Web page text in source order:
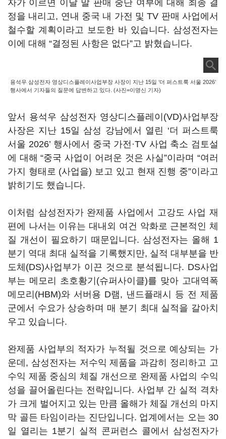
자가 이르면 이달 말 판매 중단 여부에 대해 최종 결
정을 내리고, 연내 중국 내 가전 및 TV 판매 사업에서
철수할 계획이라고 보도한 바 있습니다. 삼성전자는
이에 대해 “결정된 사항은 없다”고 밝혔습니다.
용석우 삼성전자 영상디스플레이사업부장 사장이 지난 15일 ‘더 퍼스트룩 서울 2026’
행사에서 기자들의 질문에 답변하고 있다. (사진=이명신 기자)
앞서 용석우 삼성전자 영상디스플레이(VD)사업부장
사장은 지난 15일 삼성 강남에서 열린 ‘더 퍼스트룩
서울 2026’ 행사에서 중국 가전·TV 사업 축소 검토설
에 대해 “중국 사업이 어려운 것은 사실”이라며 “여러
가지 형태로 (사업을) 보고 있고 현재 진행 중”이라고
밝히기도 했습니다.
이처럼 삼성전자가 완제품 사업에서 고강도 사업 재
편에 나서는 이유는 대내외 여건 악화로 근본적인 체
질 개선이 필요하기 때문입니다. 삼성전자는 올해 1
분기 역대 최대 실적을 기록했지만, 실적 대부분을 반
도체(DS)사업부가 이끈 것으로 분석됩니다. DS사업
부는 메모리 초호황기(슈퍼사이클)를 맞아 고대역폭
메모리(HBM)와 서버용 D램, 낸드플래시 등 전 제품
군에서 수요가 상승하며 매 분기 최대 실적을 갈아치
우고 있습니다.
완제품 사업부의 적자가 누적될 것으로 예상되는 가
운데, 삼성전자는 저수익 제품을 과감히 정리하고 고
수익 제품 중심의 체질 개선으로 완제품 사업의 수익
성을 끌어올린다는 전략입니다. 사업부 간 실적 격차
가 크게 벌어지고 있는 만큼 올해가 체질 개선의 마지
막 골든 타임이라는 진단입니다. 업계에서는 오는 30
일 열리는 1분기 실적 콘퍼런스 콜에서 삼성전자가